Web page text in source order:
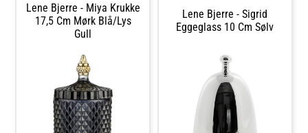
Vedlikeholdsinstruksjoner for
skålen Kjøp Serveringsskåler og
andre Skåler & Serveringsfat hos
Lene Bjerre - Miya Krukke
17,5 Cm Mørk Blå/lys
Gull
Lene Bjerre - Sigrid
Eggeglass 10 Cm Sølv